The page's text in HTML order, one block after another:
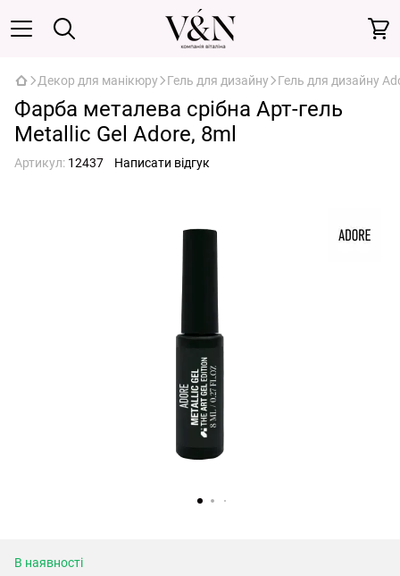
Декор для манікюру Гель для дизайну Гель для дизайну
Фарба металева срібна Арт-гель
Metallic Gel Adore, 8ml
Артикул: 12437 Написати відгук
В наявності